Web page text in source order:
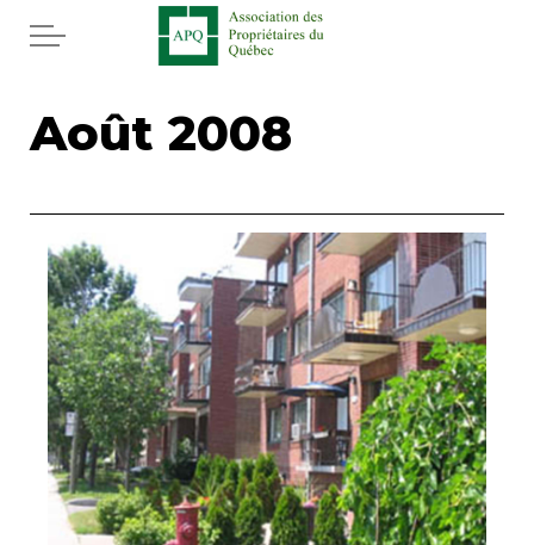
Aller au contenu principal
Actualités
Rabais APQ
App APQ
Médias
FAQ
Août 2008